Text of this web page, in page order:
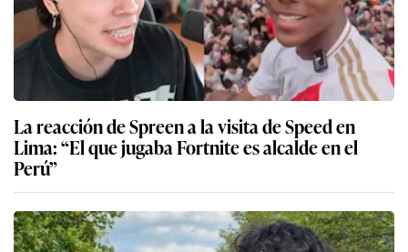
La reacción de Spreen a la visita de Speed en
Lima: “El que jugaba Fortnite es alcalde en el
Perú”